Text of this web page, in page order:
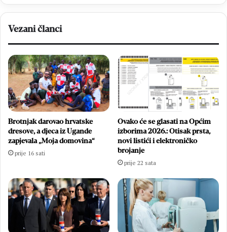
Vezani članci
Brotnjak darovao hrvatske
dresove, a djeca iz Ugande
zapjevala „Moja domovina“
prije 16 sati
Ovako će se glasati na Općim
izborima 2026.: Otisak prsta,
novi listići i elektroničko
brojanje
prije 22 sata